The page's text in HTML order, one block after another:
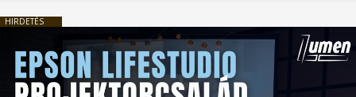
HIRDETÉS